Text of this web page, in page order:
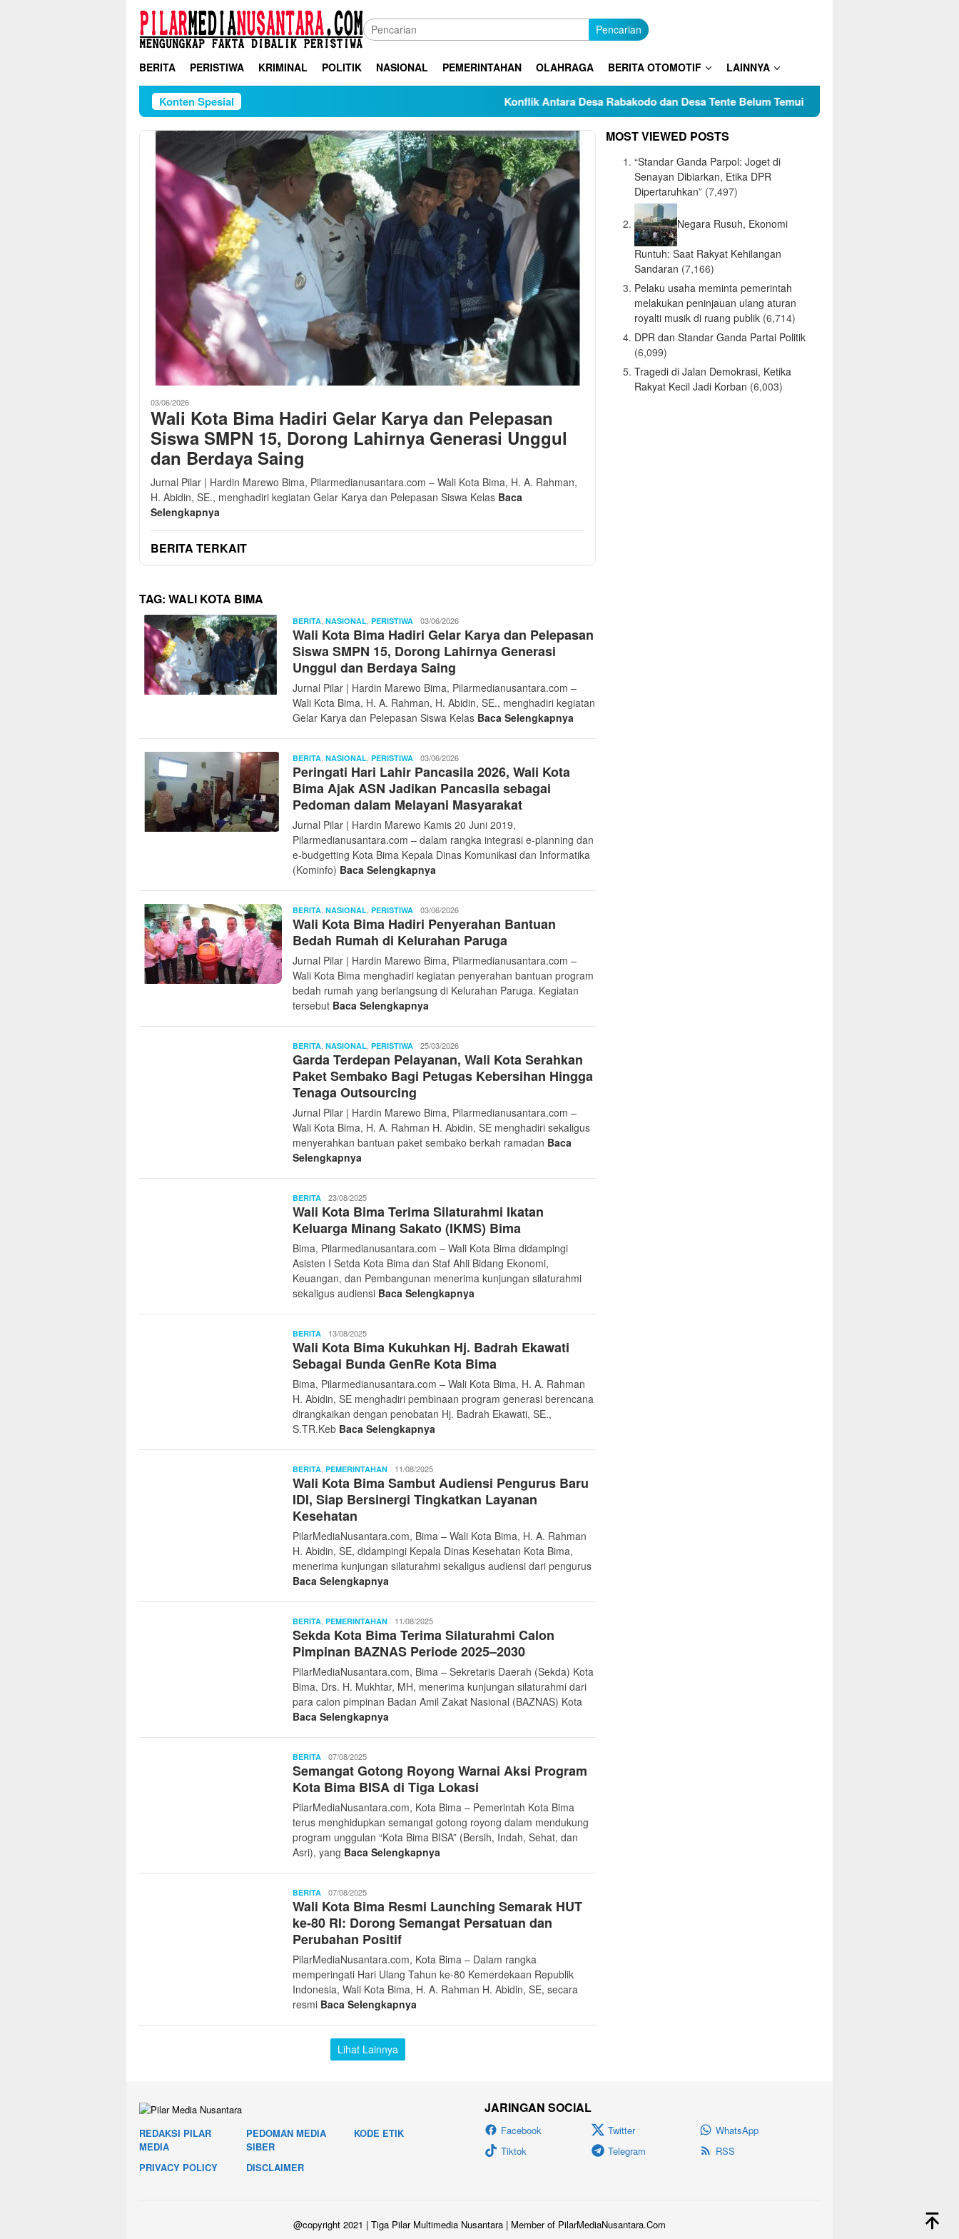
Loncat
konten
Pencarian
BERITA PERISTIWA KRIMINAL POLITIK NASIONAL PEMERINTAHAN OLAHRAGA BERITA OTOMOTIF LAINNYA
Konten Spesial Konflik Antara Desa Rabakodo dan Desa Tente Belum Temui Titik Terang, Tokoh Pemuda
03/06/2026
Wali Kota Bima Hadiri Gelar Karya dan Pelepasan
Siswa SMPN 15, Dorong Lahirnya Generasi Unggul
dan Berdaya Saing
Jurnal Pilar | Hardin Marewo Bima, Pilarmedianusantara.com – Wali Kota Bima, H. A. Rahman,
H. Abidin, SE., menghadiri kegiatan Gelar Karya dan Pelepasan Siswa Kelas Baca
Selengkapnya
BERITA TERKAIT
TAG: WALI KOTA BIMA
BERITA NASIONAL PERISTIWA Ibnu
Sayyid
03/06/2026
Wali Kota Bima Hadiri Gelar Karya dan Pelepasan
Siswa SMPN 15, Dorong Lahirnya Generasi
Unggul dan Berdaya Saing
Jurnal Pilar | Hardin Marewo Bima, Pilarmedianusantara.com –
Wali Kota Bima, H. A. Rahman, H. Abidin, SE., menghadiri kegiatan
Gelar Karya dan Pelepasan Siswa Kelas Baca Selengkapnya
BERITA NASIONAL PERISTIWA Ibnu
Sayyid
03/06/2026
Peringati Hari Lahir Pancasila 2026, Wali Kota
Bima Ajak ASN Jadikan Pancasila sebagai
Pedoman dalam Melayani Masyarakat
Jurnal Pilar | Hardin Marewo Kamis 20 Juni 2019,
Pilarmedianusantara.com – dalam rangka integrasi e-planning dan
e-budgetting Kota Bima Kepala Dinas Komunikasi dan Informatika
(Kominfo) Baca Selengkapnya
BERITA NASIONAL PERISTIWA Ibnu
Sayyid
03/06/2026
Wali Kota Bima Hadiri Penyerahan Bantuan
Bedah Rumah di Kelurahan Paruga
Jurnal Pilar | Hardin Marewo Bima, Pilarmedianusantara.com –
Wali Kota Bima menghadiri kegiatan penyerahan bantuan program
bedah rumah yang berlangsung di Kelurahan Paruga. Kegiatan
tersebut Baca Selengkapnya
BERITA NASIONAL PERISTIWA Ibnu
Sayyid
25/03/2026
Garda Terdepan Pelayanan, Wali Kota Serahkan
Paket Sembako Bagi Petugas Kebersihan Hingga
Tenaga Outsourcing
Jurnal Pilar | Hardin Marewo Bima, Pilarmedianusantara.com –
Wali Kota Bima, H. A. Rahman H. Abidin, SE menghadiri sekaligus
menyerahkan bantuan paket sembako berkah ramadan Baca
Selengkapnya
BERITA Ibnu
Sayyid
23/08/2025
Wali Kota Bima Terima Silaturahmi Ikatan
Keluarga Minang Sakato (IKMS) Bima
Bima, Pilarmedianusantara.com – Wali Kota Bima didampingi
Asisten I Setda Kota Bima dan Staf Ahli Bidang Ekonomi,
Keuangan, dan Pembangunan menerima kunjungan silaturahmi
sekaligus audiensi Baca Selengkapnya
BERITA Ibnu
Sayyid
13/08/2025
Wali Kota Bima Kukuhkan Hj. Badrah Ekawati
Sebagai Bunda GenRe Kota Bima
Bima, Pilarmedianusantara.com – Wali Kota Bima, H. A. Rahman
H. Abidin, SE menghadiri pembinaan program generasi berencana
dirangkaikan dengan penobatan Hj. Badrah Ekawati, SE.,
S.TR.Keb Baca Selengkapnya
BERITA PEMERINTAHAN Redaksi
Pilar
Media
11/08/2025
Wali Kota Bima Sambut Audiensi Pengurus Baru
IDI, Siap Bersinergi Tingkatkan Layanan
Kesehatan
PilarMediaNusantara.com, Bima – Wali Kota Bima, H. A. Rahman
H. Abidin, SE, didampingi Kepala Dinas Kesehatan Kota Bima,
menerima kunjungan silaturahmi sekaligus audiensi dari pengurus
Baca Selengkapnya
BERITA PEMERINTAHAN Redaksi
Pilar
Media
11/08/2025
Sekda Kota Bima Terima Silaturahmi Calon
Pimpinan BAZNAS Periode 2025–2030
PilarMediaNusantara.com, Bima – Sekretaris Daerah (Sekda) Kota
Bima, Drs. H. Mukhtar, MH, menerima kunjungan silaturahmi dari
para calon pimpinan Badan Amil Zakat Nasional (BAZNAS) Kota
Baca Selengkapnya
BERITA Redaksi
Pilar
Media
07/08/2025
Semangat Gotong Royong Warnai Aksi Program
Kota Bima BISA di Tiga Lokasi
PilarMediaNusantara.com, Kota Bima – Pemerintah Kota Bima
terus menghidupkan semangat gotong royong dalam mendukung
program unggulan “Kota Bima BISA” (Bersih, Indah, Sehat, dan
Asri), yang Baca Selengkapnya
BERITA Redaksi
Pilar
Media
07/08/2025
Wali Kota Bima Resmi Launching Semarak HUT
ke-80 RI: Dorong Semangat Persatuan dan
Perubahan Positif
PilarMediaNusantara.com, Kota Bima – Dalam rangka
memperingati Hari Ulang Tahun ke-80 Kemerdekaan Republik
Indonesia, Wali Kota Bima, H. A. Rahman H. Abidin, SE, secara
resmi Baca Selengkapnya
Lihat Lainnya
MOST VIEWED POSTS
“Standar Ganda Parpol: Joget di
Senayan Dibiarkan, Etika DPR
Dipertaruhkan” (7,497)
Negara Rusuh, Ekonomi
Runtuh: Saat Rakyat Kehilangan
Sandaran (7,166)
Pelaku usaha meminta pemerintah
melakukan peninjauan ulang aturan
royalti musik di ruang publik (6,714)
DPR dan Standar Ganda Partai Politik
(6,099)
Tragedi di Jalan Demokrasi, Ketika
Rakyat Kecil Jadi Korban (6,003)
REDAKSI PILAR
MEDIA
PEDOMAN MEDIA
SIBER
KODE ETIK
PRIVACY POLICY DISCLAIMER
JARINGAN SOCIAL
Facebook Twitter
WhatsApp
Tiktok
Telegram RSS
@copyright 2021 | Tiga Pilar Multimedia Nusantara | Member of PilarMediaNusantara.Com